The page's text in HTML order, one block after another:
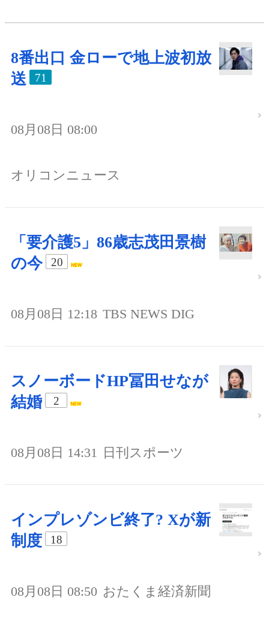
8番出口 金ローで地上波初放
送
71
08月08日 08:00
オリコンニュース
「要介護5」86歳志茂田景樹
の今
20
08月08日 12:18 TBS NEWS DIG
スノーボードHP冨田せなが
結婚
2
08月08日 14:31 日刊スポーツ
インプレゾンビ終了? Xが新
制度
18
08月08日 08:50 おたくま経済新聞